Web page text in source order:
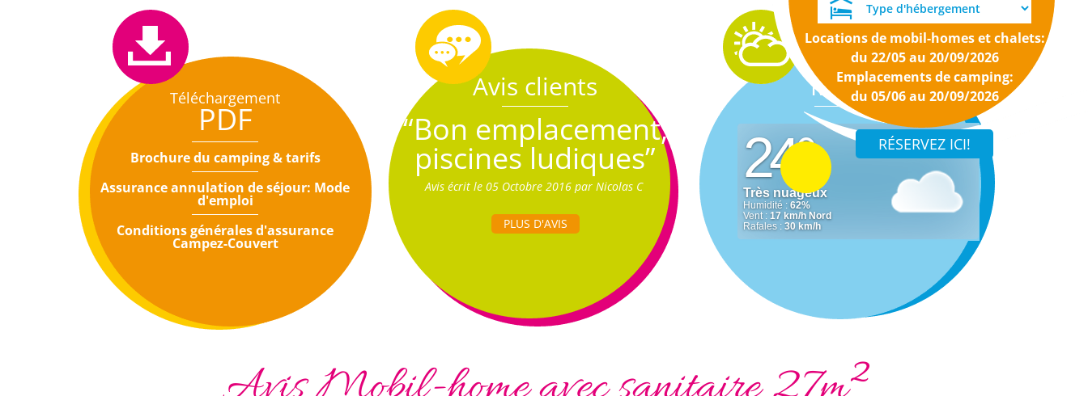
Locations de mobil-homes et chalets:
du 22/05 au 20/09/2026
Emplacements de camping:
du 05/06 au 20/09/2026
Téléchargement
PDF
Brochure du camping & tarifs
Assurance annulation de séjour: Mode
d'emploi
Conditions générales d'assurance
Campez-Couvert
Avis clients
“Bon emplacement,
piscines ludiques”
Avis écrit le 05 Octobre 2016 par Nicolas C
PLUS D'AVIS
Météo